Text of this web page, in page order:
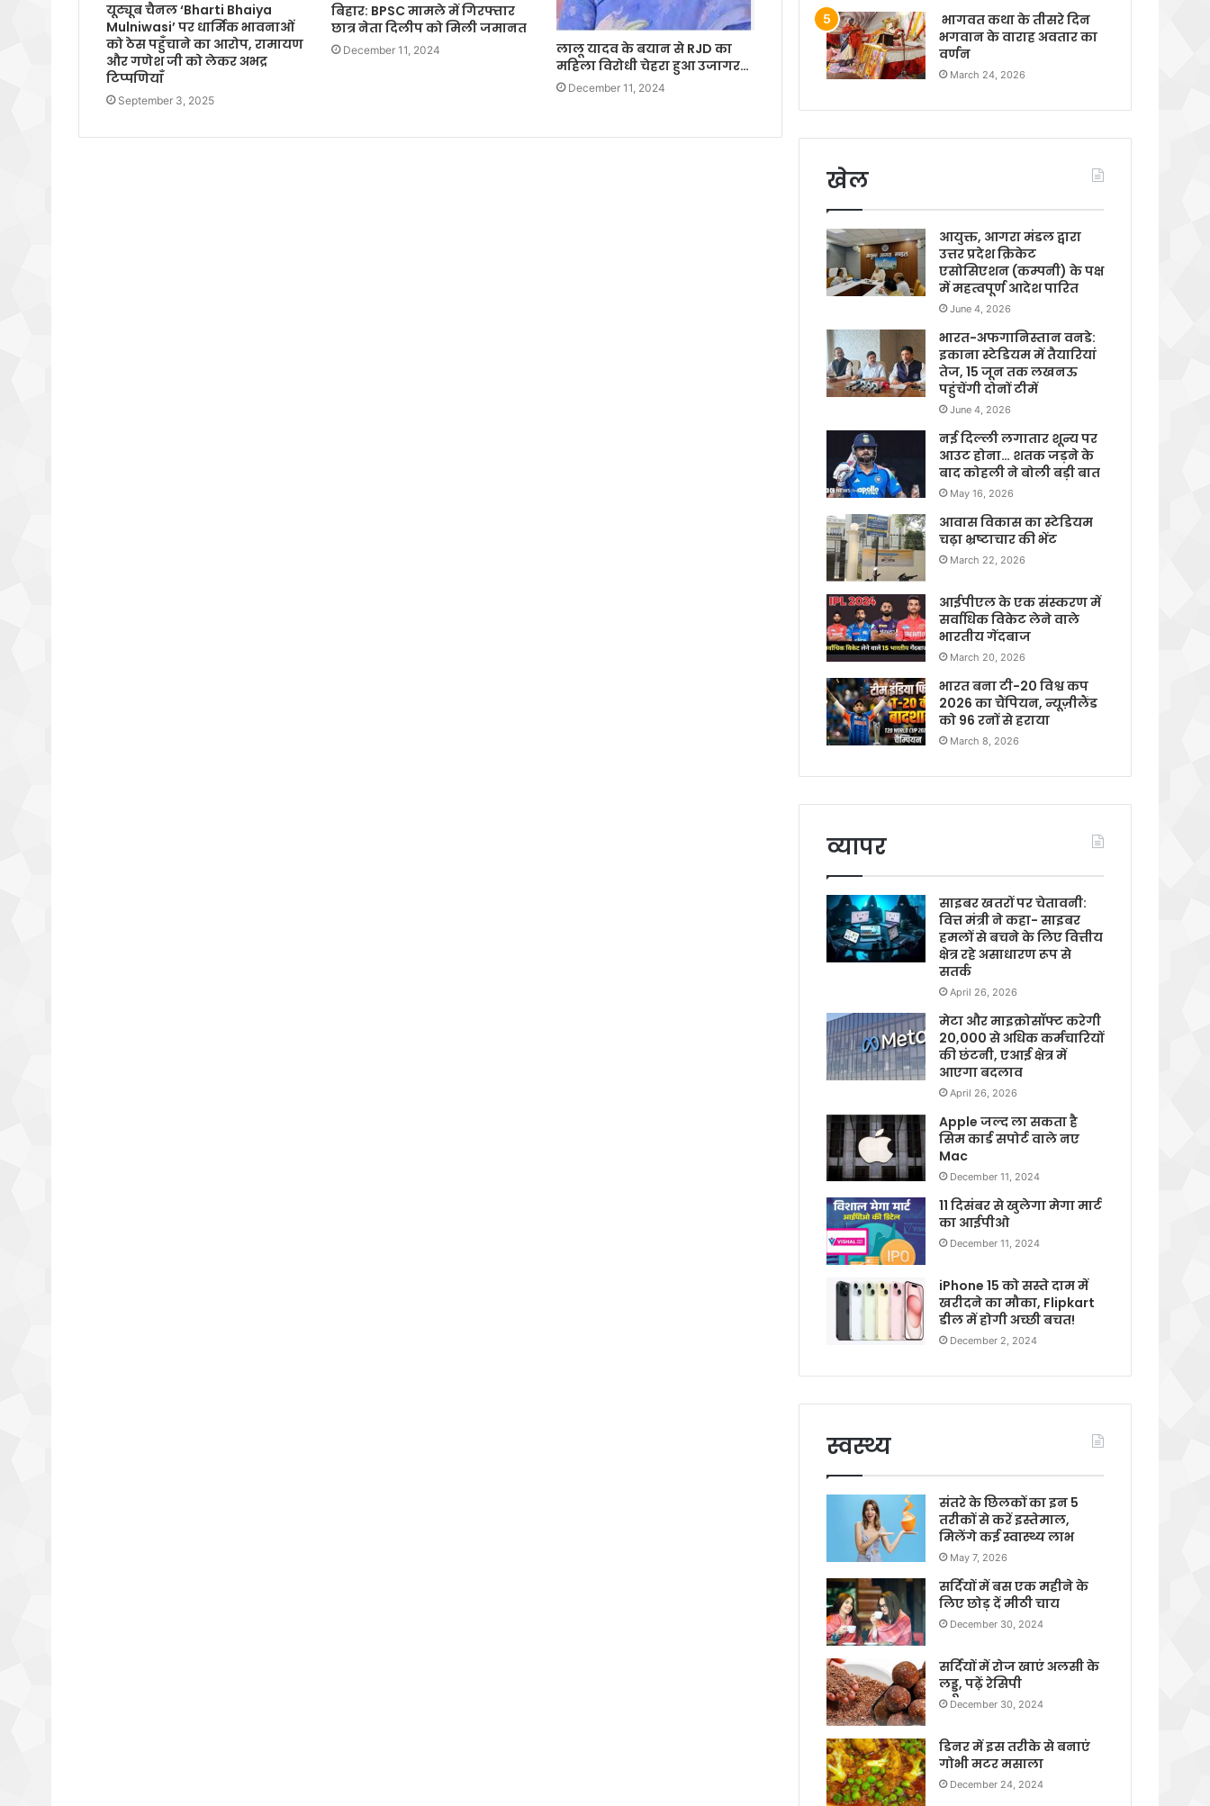
यूट्यूब चैनल ‘Bharti Bhaiya
Mulniwasi’ पर धार्मिक भावनाओं
को ठेस पहुँचाने का आरोप, रामायण
और गणेश जी को लेकर अभद्र
टिप्पणियाँ
September 3, 2025
बिहार: BPSC मामले में गिरफ्तार
छात्र नेता दिलीप को मिली जमानत
December 11, 2024
लालू यादव के बयान से RJD का
महिला विरोधी चेहरा हुआ उजागर…
December 11, 2024
भागवत कथा के तीसरे दिन
भगवान के वाराह अवतार का
वर्णन
March 24, 2026
खेल
आयुक्त, आगरा मंडल द्वारा
उत्तर प्रदेश क्रिकेट
एसोसिएशन (कम्पनी) के पक्ष
में महत्वपूर्ण आदेश पारित
June 4, 2026
भारत-अफगानिस्तान वनडे:
इकाना स्टेडियम में तैयारियां
तेज, 15 जून तक लखनऊ
पहुंचेंगी दोनों टीमें
June 4, 2026
नई दिल्ली लगातार शून्य पर
आउट होना… शतक जड़ने के
बाद कोहली ने बोली बड़ी बात
May 16, 2026
आवास विकास का स्टेडियम
चढ़ा भ्रष्टाचार की भेंट
March 22, 2026
आईपीएल के एक संस्करण में
सर्वाधिक विकेट लेने वाले
भारतीय गेंदबाज
March 20, 2026
भारत बना टी-20 विश्व कप
2026 का चैंपियन, न्यूज़ीलैंड
को 96 रनों से हराया
March 8, 2026
व्यापर
साइबर खतरों पर चेतावनी:
वित्त मंत्री ने कहा- साइबर
हमलों से बचने के लिए वित्तीय
क्षेत्र रहे असाधारण रूप से
सतर्क
April 26, 2026
मेटा और माइक्रोसॉफ्ट करेगी
20,000 से अधिक कर्मचारियों
की छंटनी, एआई क्षेत्र में
आएगा बदलाव
April 26, 2026
Apple जल्द ला सकता है
सिम कार्ड सपोर्ट वाले नए
Mac
December 11, 2024
11 दिसंबर से खुलेगा मेगा मार्ट
का आईपीओ
December 11, 2024
iPhone 15 को सस्ते दाम में
खरीदने का मौका, Flipkart
डील में होगी अच्छी बचत!
December 2, 2024
स्वस्थ्य
संतरे के छिलकों का इन 5
तरीकों से करें इस्तेमाल,
मिलेंगे कई स्वास्थ्य लाभ
May 7, 2026
सर्दियों में बस एक महीने के
लिए छोड़ दें मीठी चाय
December 30, 2024
सर्दियों में रोज खाएं अलसी के
लड्डू, पढ़ें रेसिपी
December 30, 2024
डिनर में इस तरीके से बनाएं
गोभी मटर मसाला
December 24, 2024